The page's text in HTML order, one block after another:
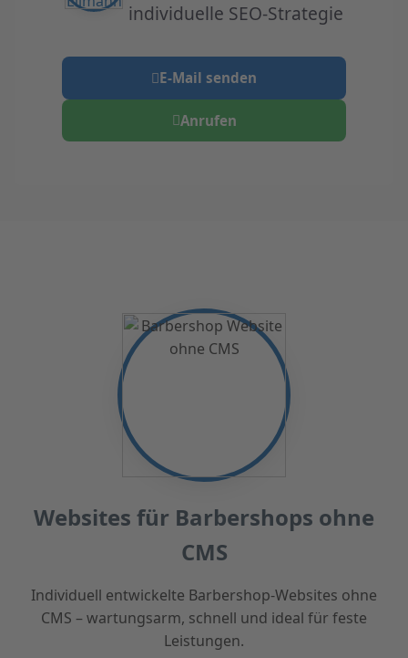
individuelle SEO-Strategie
E-Mail senden
Anrufen
Websites für Barbershops ohne
CMS
Individuell entwickelte Barbershop-Websites ohne
CMS – wartungsarm, schnell und ideal für feste
Leistungen.